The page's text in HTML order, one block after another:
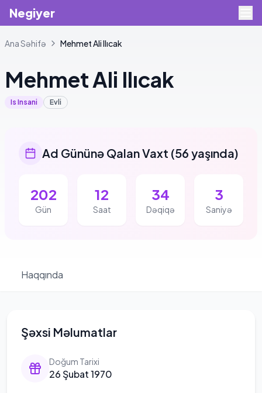
Negiyer
Ana Səhifə MehmetAli Ilıcak
MehmetAli Ilıcak
Is Insani Evli
Ad Gününə Qalan Vaxt (56 yaşında)
202
Gün
12
Saat
34
Dəqiqə
3
Saniyə
Haqqında
Şəxsi Məlumatlar
Doğum Tarixi
26 Şubat 1970